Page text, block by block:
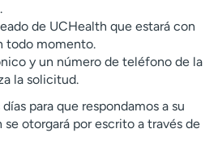
de UCHealth que estará con
todo momento.
y un número de teléfono de la
la solicitud.
para que respondamos a su
otorgará por escrito a través de